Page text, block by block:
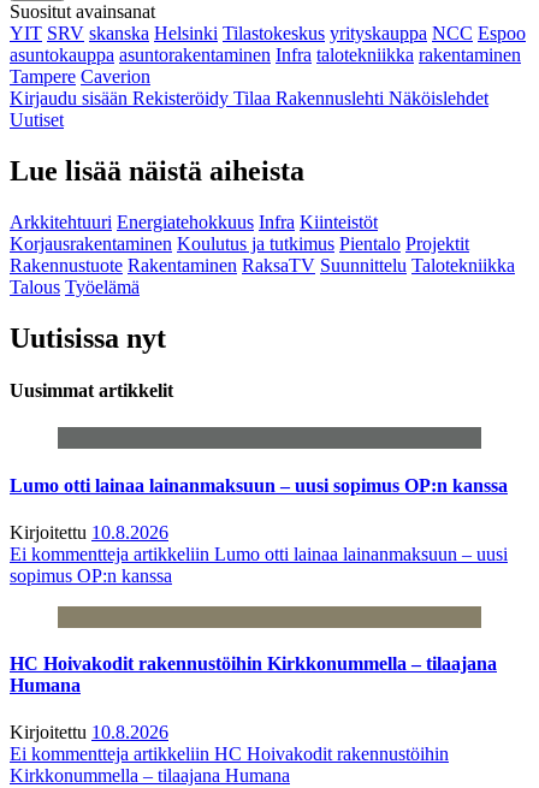
Suositut avainsanat
YIT SRV skanska Helsinki Tilastokeskus yrityskauppa NCC Espoo
asuntokauppa asuntorakentaminen Infra talotekniikka rakentaminen
Tampere Caverion
Kirjaudu sisään Rekisteröidy Tilaa Rakennuslehti Näköislehdet
Uutiset
Lue lisää näistä aiheista
Arkkitehtuuri Energiatehokkuus Infra Kiinteistöt
Korjausrakentaminen Koulutus ja tutkimus Pientalo Projektit
Rakennustuote Rakentaminen RaksaTV Suunnittelu Talotekniikka
Talous Työelämä
Uutisissa nyt
Uusimmat artikkelit
Lumo otti lainaa lainanmaksuun – uusi sopimus OP:n kanssa
Kirjoitettu 10.8.2026
Ei kommentteja artikkeliin Lumo otti lainaa lainanmaksuun – uusi
sopimus OP:n kanssa
HC Hoivakodit rakennustöihin Kirkkonummella – tilaajana
Humana
Kirjoitettu 10.8.2026
Ei kommentteja artikkeliin HC Hoivakodit rakennustöihin
Kirkkonummella – tilaajana Humana